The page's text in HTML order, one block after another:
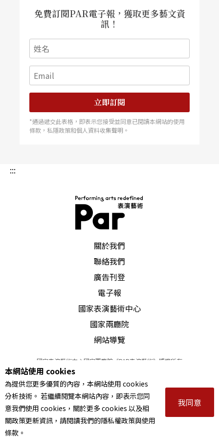
免費訂閱PAR電子報，獲取更多藝文資
訊！
立即訂閱
*通過遞交此表格，即表示您接受並同意已閱讀本網站的使用
條款，私隱政策和個人資料收集聲明。
:::
關於我們
聯絡我們
廣告刊登
電子報
國家表演藝術中心
國家兩廳院
網站導覽
國家表演藝術中心國家兩廳院《PAR表演藝術》版權所有
© 2022Performing arts redefined. All Rights Reserved
統一編號 Tax Id number 00973926
本站所提供相關演出資訊，如有異動應以主辦單位公告為準。
服務條款｜隱私權聲明｜著作權聲明
本網站使用 cookies
為提供您更多優質的內容，本網站使用 cookies
分析技術。 若繼續閱覽本網站內容，即表示您同
意我們使用 cookies，關於更多 cookies 以及相
關政策更新資訊，請閱讀我們的隱私權政策與使用
條款。
我同意